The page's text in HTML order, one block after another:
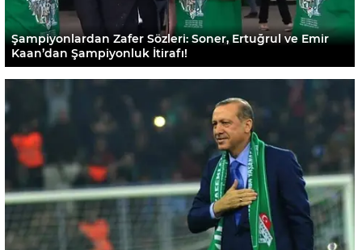
Şampiyonlardan Zafer Sözleri: Soner, Ertuğrul ve Emir
Kaan’dan Şampiyonluk İtirafı!